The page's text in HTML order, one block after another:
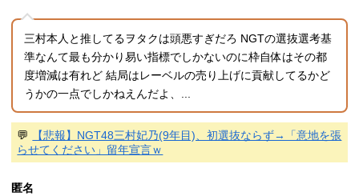
三村本人と推してるヲタクは頭悪すぎだろ NGTの選抜選考基
準なんて最も分かり易い指標でしかないのに枠自体はその都
度増減は有れど 結局はレーベルの売り上げに貢献してるかど
うかの一点でしかねえんだよ、...
💬
【悲報】NGT48三村妃乃(9年目)、初選抜ならず→「意地を張
らせてください」留年宣言ｗ
匿名